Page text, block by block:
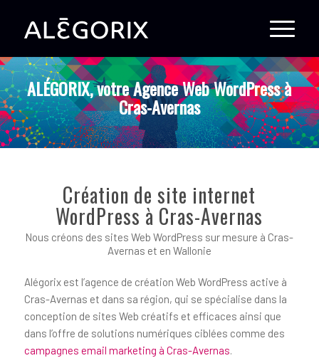
ALÉGORIX, votre Agence Web WordPress à
Cras-Avernas
Création de site internet
WordPress à Cras-Avernas
Nous créons des sites Web WordPress sur mesure à Cras-
Avernas et en Wallonie
Alégorix est l’agence de création Web WordPress active à
Cras-Avernas et dans sa région, qui se spécialise dans la
conception de sites Web créatifs et efficaces ainsi que
dans l’offre de solutions numériques ciblées comme des
campagnes email marketing à Cras-Avernas.